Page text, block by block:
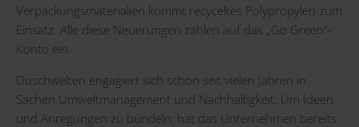
Verpackungsmaterialien kommt recyceltes Polypropylen zum
Einsatz. Alle diese Neuerungen zahlen auf das „Go Green“-
Konto ein.
Duschwelten engagiert sich schon seit vielen Jahren in
Sachen Umweltmanagement und Nachhaltigkeit. Um Ideen
und Anregungen zu bündeln, hat das Unternehmen bereits